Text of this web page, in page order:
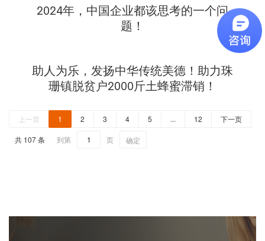
2024年，中国企业都该思考的一个问
题！
助人为乐，发扬中华传统美德！助力珠
珊镇脱贫户2000斤土蜂蜜滞销！
上一页 1 2 3 4 5 ... 12 下一页
共 107 条 到第 页 确定